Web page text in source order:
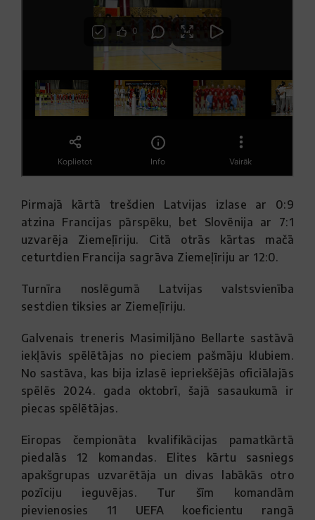
Pirmajā kārtā trešdien Latvijas izlase ar 0:9
atzina Francijas pārspēku, bet Slovēnija ar 7:1
uzvarēja Ziemeļīriju. Citā otrās kārtas mačā
ceturtdien Francija sagrāva Ziemeļīriju ar 12:0.
Turnīra noslēgumā Latvijas valstsvienība
sestdien tiksies ar Ziemeļīriju.
Galvenais treneris Masimiljāno Bellarte sastāvā
iekļāvis spēlētājas no pieciem pašmāju klubiem.
No sastāva, kas bija izlasē iepriekšējās oficiālajās
spēlēs 2024. gada oktobrī, šajā sasaukumā ir
piecas spēlētājas.
Eiropas čempionāta kvalifikācijas pamatkārtā
piedalās 12 komandas. Elites kārtu sasniegs
apakšgrupas uzvarētāja un divas labākās otro
pozīciju ieguvējas. Tur šīm komandām
pievienosies 11 UEFA koeficientu rangā